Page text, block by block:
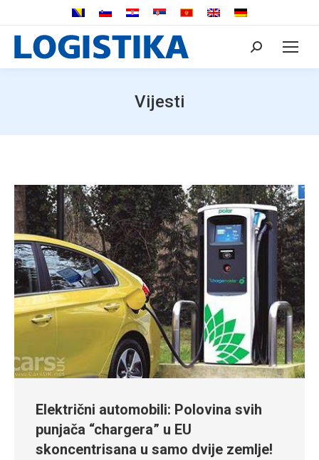
Search:
Vijesti
Električni automobili: Polovina svih
punjača “chargera” u EU
skoncentrisana u samo dvije zemlje!